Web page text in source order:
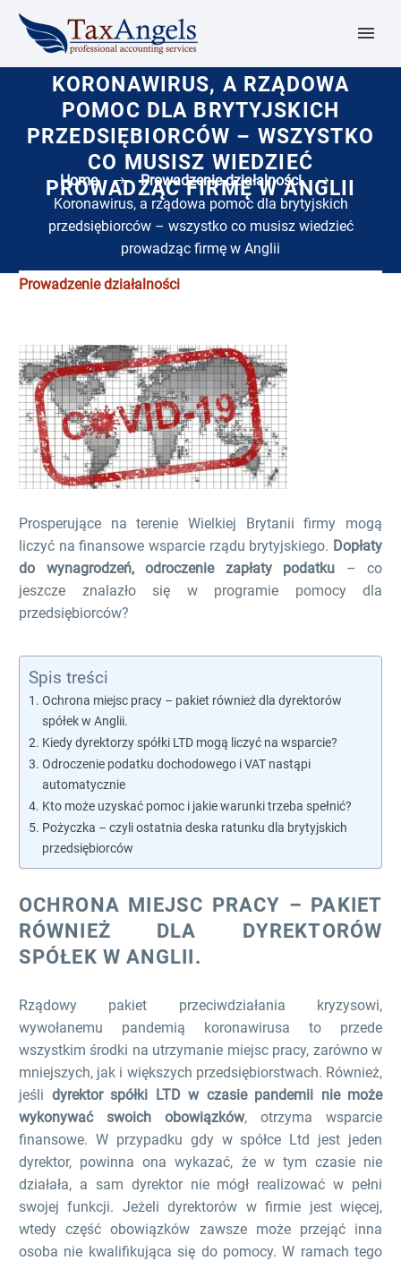
KORONAWIRUS, A RZĄDOWA
POMOC DLA BRYTYJSKICH
PRZEDSIĘBIORCÓW – WSZYSTKO
CO MUSISZ WIEDZIEĆ
PROWADZĄC FIRMĘ W ANGLII
Home
Prowadzenie działalności
Koronawirus, a rządowa pomoc dla brytyjskich
przedsiębiorców – wszystko co musisz wiedzieć
prowadząc firmę w Anglii
Prowadzenie działalności
Prosperujące na terenie Wielkiej Brytanii firmy mogą
liczyć na finansowe wsparcie rządu brytyjskiego. Dopłaty
do wynagrodzeń, odroczenie zapłaty podatku – co
jeszcze znalazło się w programie pomocy dla
przedsiębiorców?
Spis treści
Ochrona miejsc pracy – pakiet również dla dyrektorów
spółek w Anglii.
Kiedy dyrektorzy spółki LTD mogą liczyć na wsparcie?
Odroczenie podatku dochodowego i VAT nastąpi
automatycznie
Kto może uzyskać pomoc i jakie warunki trzeba spełnić?
Pożyczka – czyli ostatnia deska ratunku dla brytyjskich
przedsiębiorców
OCHRONA MIEJSC PRACY – PAKIET
RÓWNIEŻ DLA DYREKTORÓW
SPÓŁEK W ANGLII.
Rządowy pakiet przeciwdziałania kryzysowi,
wywołanemu pandemią koronawirusa to przede
wszystkim środki na utrzymanie miejsc pracy, zarówno w
mniejszych, jak i większych przedsiębiorstwach. Również,
jeśli dyrektor spółki LTD w czasie pandemii nie może
wykonywać swoich obowiązków, otrzyma wsparcie
finansowe. W przypadku gdy w spółce Ltd jest jeden
dyrektor, powinna ona wykazać, że w tym czasie nie
działała, a sam dyrektor nie mógł realizować w pełni
swojej funkcji. Jeżeli dyrektorów w firmie jest więcej,
wtedy część obowiązków zawsze może przejąć inna
osoba nie kwalifikująca się do pomocy. W ramach tego